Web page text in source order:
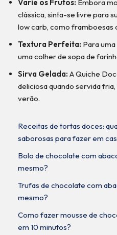
Varie os Frutos: Embora
clássica, sinta-se livre para
low carb, como framboesas
Textura Perfeita: Para
uma colher de sopa de
Sirva Gelada: A Quiche
deliciosa quando servida
verão.
Receitas de tortas doces:
saborosas para fazer em
Bolo de chocolate com
mesmo?
Trufas de chocolate com
mesmo?
Como fazer mousse de
em 10 minutos?